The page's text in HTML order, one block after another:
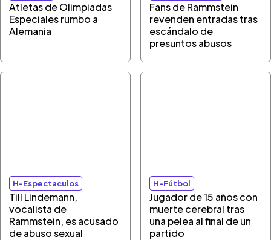
Atletas de Olimpiadas
Especiales rumbo a
Alemania
Fans de Rammstein
revenden entradas tras
escándalo de
presuntos abusos
H-Espectaculos
Till Lindemann,
vocalista de
Rammstein, es acusado
de abuso sexual
H-Fútbol
Jugador de 15 años con
muerte cerebral tras
una pelea al final de un
partido